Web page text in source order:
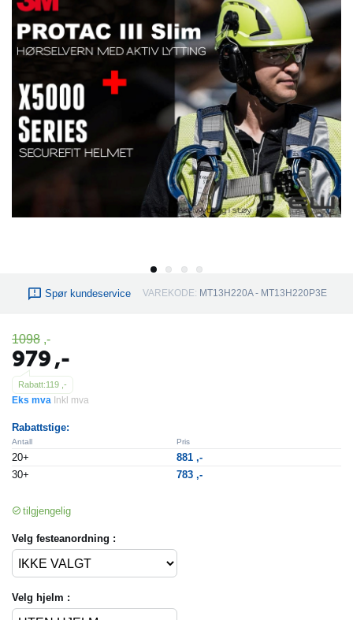
Spør kundeservice VAREKODE: MT13H220A - MT13H220P3E
1098 ,-
979,-
Rabatt:119 ,-
Eks mva Inkl mva
Rabattstige:
Antall
20+
30+
Pris
881 ,-
783 ,-
tilgjengelig
Velg festeanordning :
Velg hjelm :